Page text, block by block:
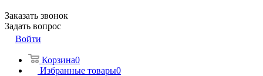
Заказать звонок
Задать вопрос
Войти
Корзина0
Избранные товары0